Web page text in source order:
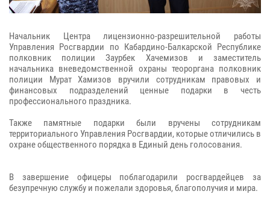
Начальник Центра лицензионно-разрешительной работы
Управления Росгвардии по Кабардино-Балкарской Республике
полковник полиции Заурбек Хачемизов и заместитель
начальника вневедомственной охраны теороргана полковник
полиции Мурат Хамизов вручили сотрудникам правовых и
финансовых подразделений ценные подарки в честь
профессионального праздника.
Также памятные подарки были вручены сотрудникам
территориального Управления Росгвардии, которые отличились в
охране общественного порядка в Единый день голосования.
В завершение офицеры поблагодарили росгвардейцев за
безупречную службу и пожелали здоровья, благополучия и мира.